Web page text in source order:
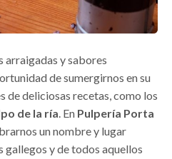
arraigadas y sabores
de sumergirnos en su
de deliciosas recetas, como los
de la ría. En Pulpería Porta
un nombre y lugar
gallegos y de todos aquellos